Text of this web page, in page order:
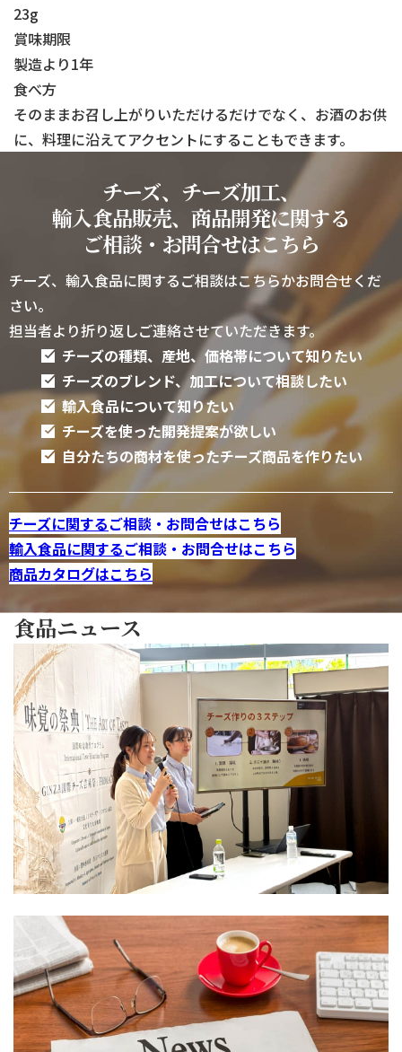
23g
賞味期限
製造より1年
食べ方
そのままお召し上がりいただけるだけでなく、お酒のお供
に、料理に沿えてアクセントにすることもできます。
チーズ、チーズ加工、
輸入食品販売、商品開発に関する
ご相談・お問合せはこちら
チーズ、輸入食品に関するご相談はこちらかお問合せくだ
さい。
担当者より折り返しご連絡させていただきます。
チーズの種類、産地、価格帯について知りたい
チーズのブレンド、加工について相談したい
輸入食品について知りたい
チーズを使った開発提案が欲しい
自分たちの商材を使ったチーズ商品を作りたい
チーズに関するご相談・お問合せはこちら
輸入食品に関するご相談・お問合せはこちら
商品カタログはこちら
食品ニュース
2026/07/21
THE
ART
OF
TASTE
味
覚
の
祭
典
2026
加
レ
ポー
ト
「THE
ART
OF
TASTE
味
覚
の
祭
2026」
参
加
レ
食品
NEWS
Event